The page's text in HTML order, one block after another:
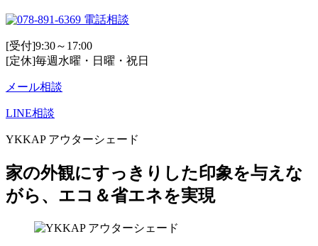
電話相談
[受付]9:30～17:00
[定休]毎週水曜・日曜・祝日
メール相談
LINE相談
YKKAP アウターシェード
家の外観にすっきりした印象を与えな
がら、エコ＆省エネを実現